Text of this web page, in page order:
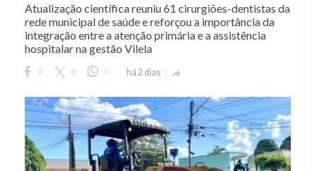
Atualização científica reuniu 61 cirurgiões-dentistas da
rede municipal de saúde e reforçou a importância da
integração entre a atenção primária e a assistência
hospitalar na gestão Vilela
0 0 0 há 2 dias 